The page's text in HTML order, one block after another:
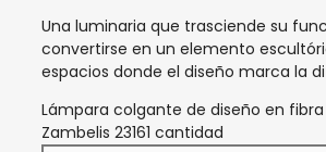
Una luminaria que trasciende su
convertirse en un elemento
espacios donde el diseño marca la
Lámpara colgante de diseño en
Zambelis 23161 cantidad